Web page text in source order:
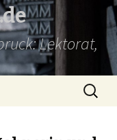
Lektorat,
Suche
nach: